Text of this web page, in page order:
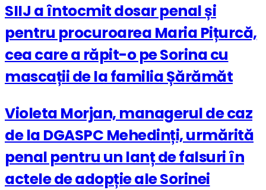
SIIJ a întocmit dosar penal și
pentru procuroarea Maria Pițurcă,
cea care a răpit-o pe Sorina cu
mascații de la familia Șărămăt
Violeta Morjan, managerul de caz
de la DGASPC Mehedinți, urmărită
penal pentru un lanț de falsuri în
actele de adopție ale Sorinei